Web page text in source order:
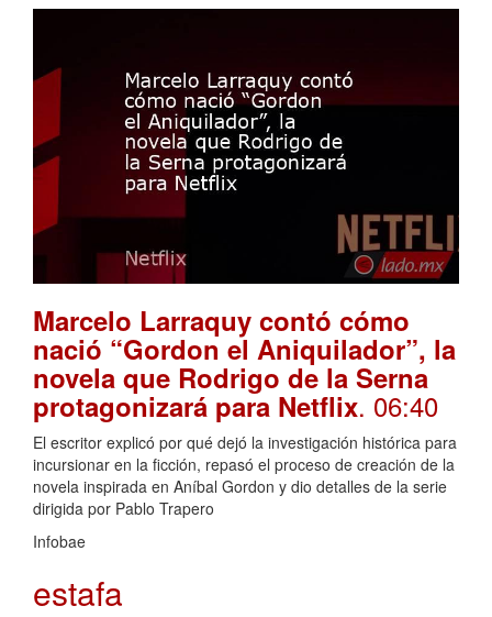
Marcelo Larraquy contó cómo
nació “Gordon el Aniquilador”, la
novela que Rodrigo de la Serna
protagonizará para Netflix. 06:40
El escritor explicó por qué dejó la investigación histórica para
incursionar en la ficción, repasó el proceso de creación de la
novela inspirada en Aníbal Gordon y dio detalles de la serie
dirigida por Pablo Trapero
Infobae
estafa